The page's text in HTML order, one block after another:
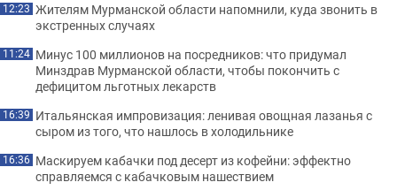
12:23 Жителям Мурманской области напомнили, куда звонить в
экстренных случаях
11:24 Минус 100 миллионов на посредников: что придумал
Минздрав Мурманской области, чтобы покончить с
дефицитом льготных лекарств
16:39 Итальянская импровизация: ленивая овощная лазанья с
сыром из того, что нашлось в холодильнике
16:36 Маскируем кабачки под десерт из кофейни: эффектно
справляемся с кабачковым нашествием